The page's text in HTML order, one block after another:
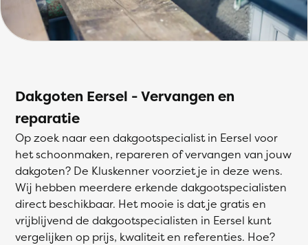
Dakgoten Eersel - Vervangen en
reparatie
Op zoek naar een dakgootspecialist in Eersel voor
het schoonmaken, repareren of vervangen van jouw
dakgoten? De Kluskenner voorziet je in deze wens.
Wij hebben meerdere erkende dakgootspecialisten
direct beschikbaar. Het mooie is dat je gratis en
vrijblijvend de dakgootspecialisten in Eersel kunt
vergelijken op prijs, kwaliteit en referenties. Hoe?